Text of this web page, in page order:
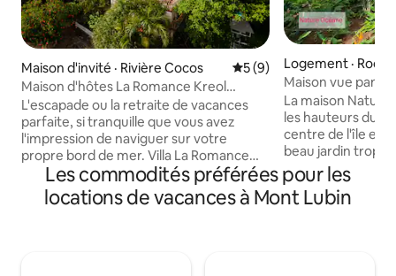
Maison d'invité · Rivière Cocos Note moyenne de 5 sur 5,
5 (9)
Maison d'hôtes La Romance Kreol
(Appartement entier)
L'escapade ou la retraite de vacances
parfaite, si tranquille que vous avez
l'impression de naviguer sur votre
propre bord de mer. Villa La Romance
Kreol est une maison de vacances
confortablement et élégamment
meublée et entièrement équipée située
Logement ·
Maison vue
Océane
La maison
les hauteurs du
centre de l'île et est enveloppée
beau jardin
d'une superbe
trouve à 5mn à
Grande
Les commodités préférées pour les
locations de vacances à Mont Lubin